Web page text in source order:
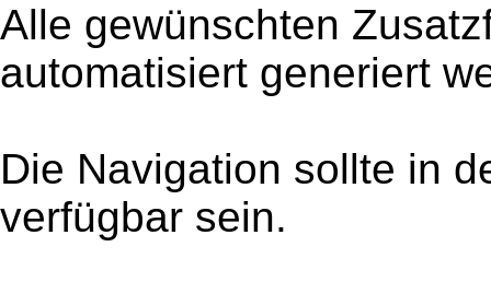
Alle gewünschten
automatisiert generiert
Die Navigation sollte in
verfügbar sein.